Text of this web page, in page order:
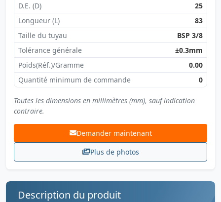
D.E. (D)
25
Longueur (L)
83
Taille du tuyau
BSP 3/8
Tolérance générale
±0.3mm
Poids(Réf.)/Gramme
0.00
Quantité minimum de commande
0
Toutes les dimensions en millimètres (mm), sauf indication
contraire.
Demander maintenant
Plus de photos
Description du produit